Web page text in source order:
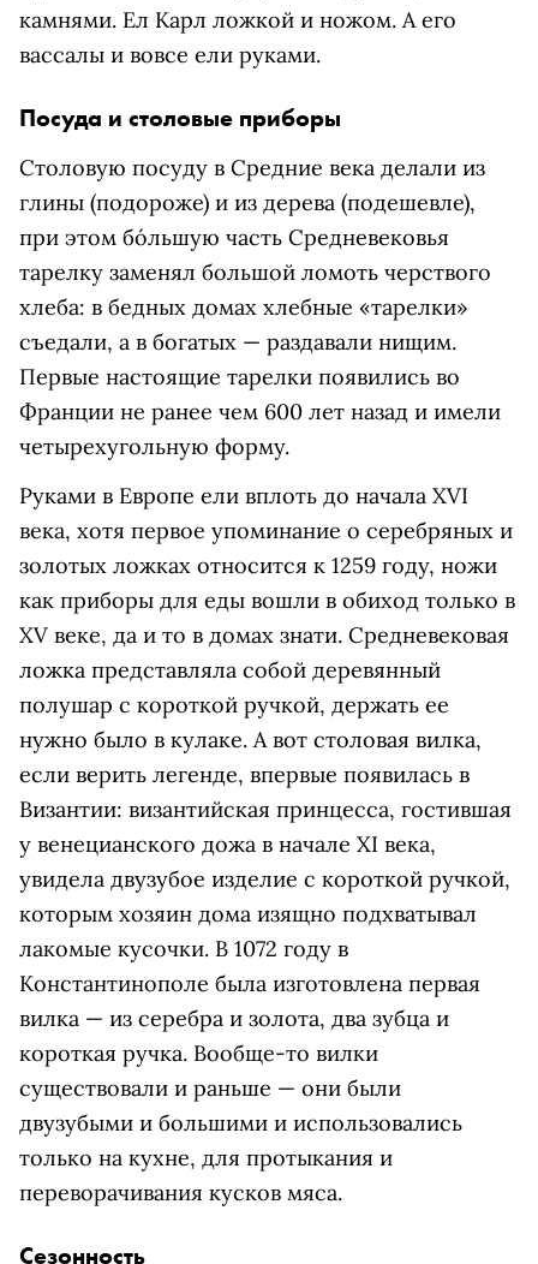
камнями. Ел Карл ложкой и ножом. А его
вассалы и вовсе ели руками.
Посуда и столовые приборы
Столовую посуду в Средние века делали из
глины (подороже) и из дерева (подешевле),
при этом бо́льшую часть Средневековья
тарелку заменял большой ломоть черствого
хлеба: в бедных домах хлебные «тарелки»
съедали, а в богатых — раздавали нищим.
Первые настоящие тарелки появились во
Франции не ранее чем 600 лет назад и имели
четырехугольную форму.
Руками в Европе ели вплоть до начала XVI
века, хотя первое упоминание о серебряных и
золотых ложках относится к 1259 году, ножи
как приборы для еды вошли в обиход только в
XV веке, да и то в домах знати. Средневековая
ложка представляла собой деревянный
полушар с короткой ручкой, держать ее
нужно было в кулаке. А вот столовая вилка,
если верить легенде, впервые появилась в
Византии: византийская принцесса, гостившая
у венецианского дожа в начале XI века,
увидела двузубое изделие с короткой ручкой,
которым хозяин дома изящно подхватывал
лакомые кусочки. В 1072 году в
Константинополе была изготовлена первая
вилка — из серебра и золота, два зубца и
короткая ручка. Вообще-то вилки
существовали и раньше — они были
двузубыми и большими и использовались
только на кухне, для протыкания и
переворачивания кусков мяса.
Сезонность